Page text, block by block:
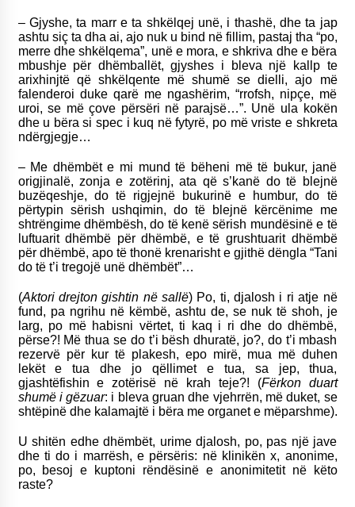
– Gjyshe, ta marr e ta shkëlqej unë, i thashë, dhe ta jap
ashtu siç ta dha ai, ajo nuk u bind në fillim, pastaj tha “po,
merre dhe shkëlqema”, unë e mora, e shkriva dhe e bëra
mbushje për dhëmballët, gjyshes i bleva një kallp te
arixhinjtë që shkëlqente më shumë se dielli, ajo më
falenderoi duke qarë me ngashërim, “rrofsh, nipçe, më
uroi, se më çove përsëri në parajsë…”. Unë ula kokën
dhe u bëra si spec i kuq në fytyrë, po më vriste e shkreta
ndërgjegje…
– Me dhëmbët e mi mund të bëheni më të bukur, janë
origjinalë, zonja e zotërinj, ata që s’kanë do të blejnë
buzëqeshje, do të rigjejnë bukurinë e humbur, do të
përtypin sërish ushqimin, do të blejnë kërcënime me
shtrëngime dhëmbësh, do të kenë sërish mundësinë e të
luftuarit dhëmbë për dhëmbë, e të grushtuarit dhëmbë
për dhëmbë, apo të thonë krenarisht e gjithë dëngla “Tani
do të t’i tregojë unë dhëmbët”…
(Aktori drejton gishtin në sallë) Po, ti, djalosh i ri atje në
fund, pa ngrihu në këmbë, ashtu de, se nuk të shoh, je
larg, po më habisni vërtet, ti kaq i ri dhe do dhëmbë,
përse?! Më thua se do t’i bësh dhuratë, jo?, do t’i mbash
rezervë për kur të plakesh, epo mirë, mua më duhen
lekët e tua dhe jo qëllimet e tua, sa jep, thua,
gjashtëfishin e zotërisë në krah teje?! (Fërkon duart
shumë i gëzuar: i bleva gruan dhe vjehrrën, më duket, se
shtëpinë dhe kalamajtë i bëra me organet e mëparshme).
U shitën edhe dhëmbët, urime djalosh, po, pas një jave
dhe ti do i marrësh, e përsëris: në klinikën x, anonime,
po, besoj e kuptoni rëndësinë e anonimitetit në këto
raste?